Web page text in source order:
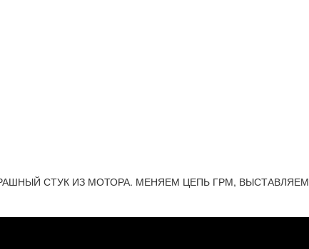
СТУК ИЗ МОТОРА. МЕНЯЕМ ЦЕПЬ ГРМ, ВЫСТАВЛЯЕМ